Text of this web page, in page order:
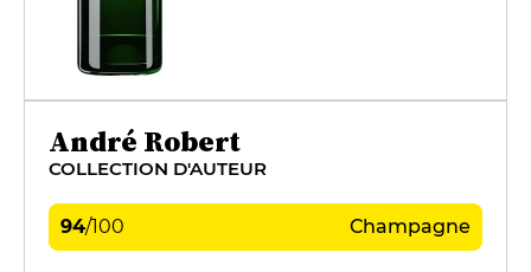
André Robert
COLLECTION D'AUTEUR
94/100 Champagne